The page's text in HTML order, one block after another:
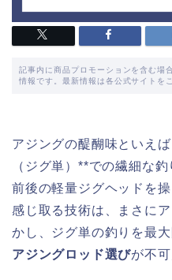
記事内に商品プロモーションを含む場
情報です。最新情報は各公式サイトを
アジングの醍醐味といえ
（ジグ単）**での繊細な
前後の軽量ジグヘッドを
感じ取る技術は、まさに
かし、ジグ単の釣りを最大
アジングロッド選びが不